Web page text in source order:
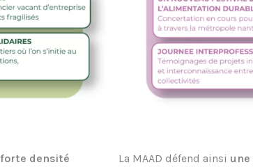
forte densité
La MAAD défend ainsi une